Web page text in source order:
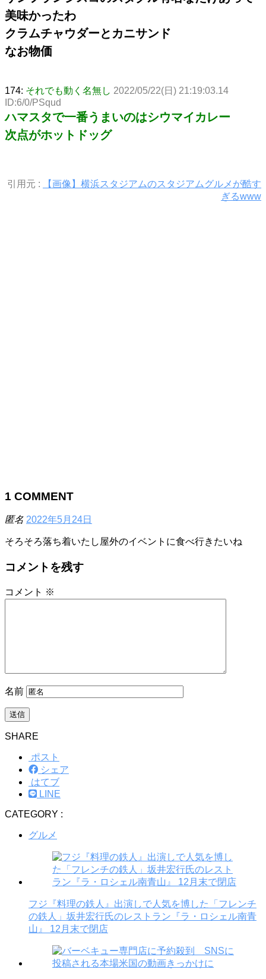
美味かったわ
クラムチャウダーとカニサンド
なお物価
174: それでも動く名無し 2022/05/22(日) 21:19:03.14
ID:6/0/PSqud
ハマスタで一番うまいのはシウマイカレー
次点がホットドッグ
引用元 :
【画像】横浜スタジアムのスタジアムグルメが酷す
ぎるwww
1 COMMENT
匿名 2022年5月24日
そろそろ落ち着いたし屋外のイベントに食べ行きたいね
コメントを残す
コメント ※
名前
SHARE
ポスト
シェア
はてブ
LINE
CATEGORY :
グルメ
フジ『料理の鉄人』出演しで人気を博した「フレンチ
の鉄人」坂井宏行氏のレストラン『ラ・ロシェル南青
山』 12月末で閉店